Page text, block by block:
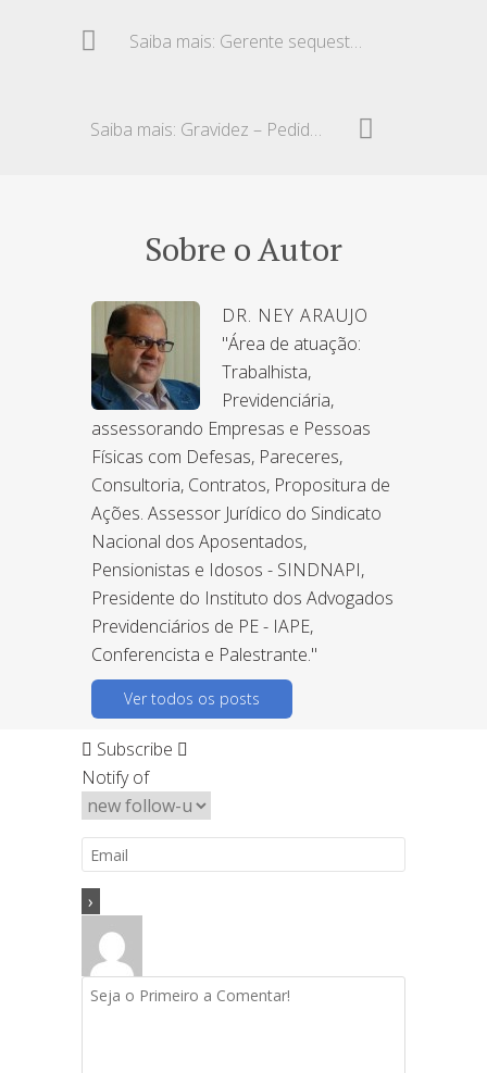
Saiba mais: Gerente sequestrada – Aposentadoria por invalidez
Saiba mais: Gravidez – Pedido de demissão
Sobre o Autor
DR. NEY ARAUJO
"Área de atuação:
Trabalhista,
Previdenciária,
assessorando Empresas e Pessoas
Físicas com Defesas, Pareceres,
Consultoria, Contratos, Propositura de
Ações. Assessor Jurídico do Sindicato
Nacional dos Aposentados,
Pensionistas e Idosos - SINDNAPI,
Presidente do Instituto dos Advogados
Previdenciários de PE - IAPE,
Conferencista e Palestrante."
Ver todos os posts
Subscribe
Notify of